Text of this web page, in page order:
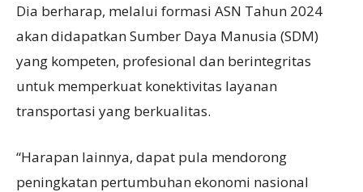
Dia berharap, melalui formasi ASN Tahun 2024
akan didapatkan Sumber Daya Manusia (SDM)
yang kompeten, profesional dan berintegritas
untuk memperkuat konektivitas layanan
transportasi yang berkualitas.
“Harapan lainnya, dapat pula mendorong
peningkatan pertumbuhan ekonomi nasional